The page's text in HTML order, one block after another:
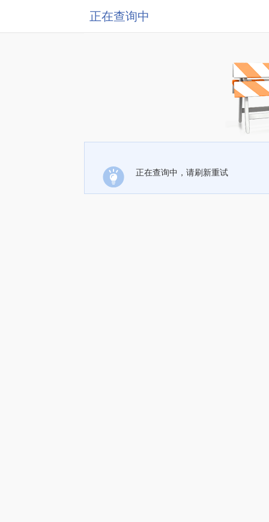
正在查询中
正在查询中，请刷新重试